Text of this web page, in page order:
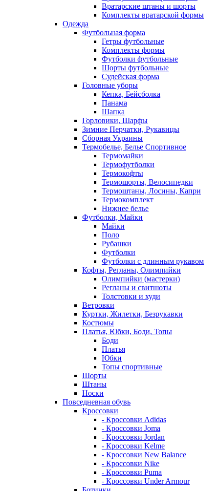
Вратарские штаны и шорты
Комплекты вратарской формы
Одежда
Футбольная форма
Гетры футбольные
Комплекты формы
Футболки футбольные
Шорты футбольные
Судейская форма
Головные уборы
Кепка, Бейсболка
Панама
Шапка
Горловики, Шарфы
Зимние Перчатки, Рукавицы
Сборная Украины
Термобелье, Белье Спортивное
Термомайки
Термофутболки
Термокофты
Термошорты, Велосипедки
Термоштаны, Лосины, Капри
Термокомплект
Нижнее белье
Футболки, Майки
Майки
Поло
Рубашки
Футболки
Футболки с длинным рукавом
Кофты, Регланы, Олимпийки
Олимпийки (мастерки)
Регланы и свитшоты
Толстовки и худи
Ветровки
Куртки, Жилетки, Безрукавки
Костюмы
Платья, Юбки, Боди, Топы
Боди
Платья
Юбки
Топы спортивные
Шорты
Штаны
Носки
Повседневная обувь
Кроссовки
- Кроссовки Adidas
- Кроссовки Joma
- Кроссовки Jordan
- Кроссовки Kelme
- Кроссовки New Balance
- Кроссовки Nike
- Кроссовки Puma
- Кроссовки Under Armour